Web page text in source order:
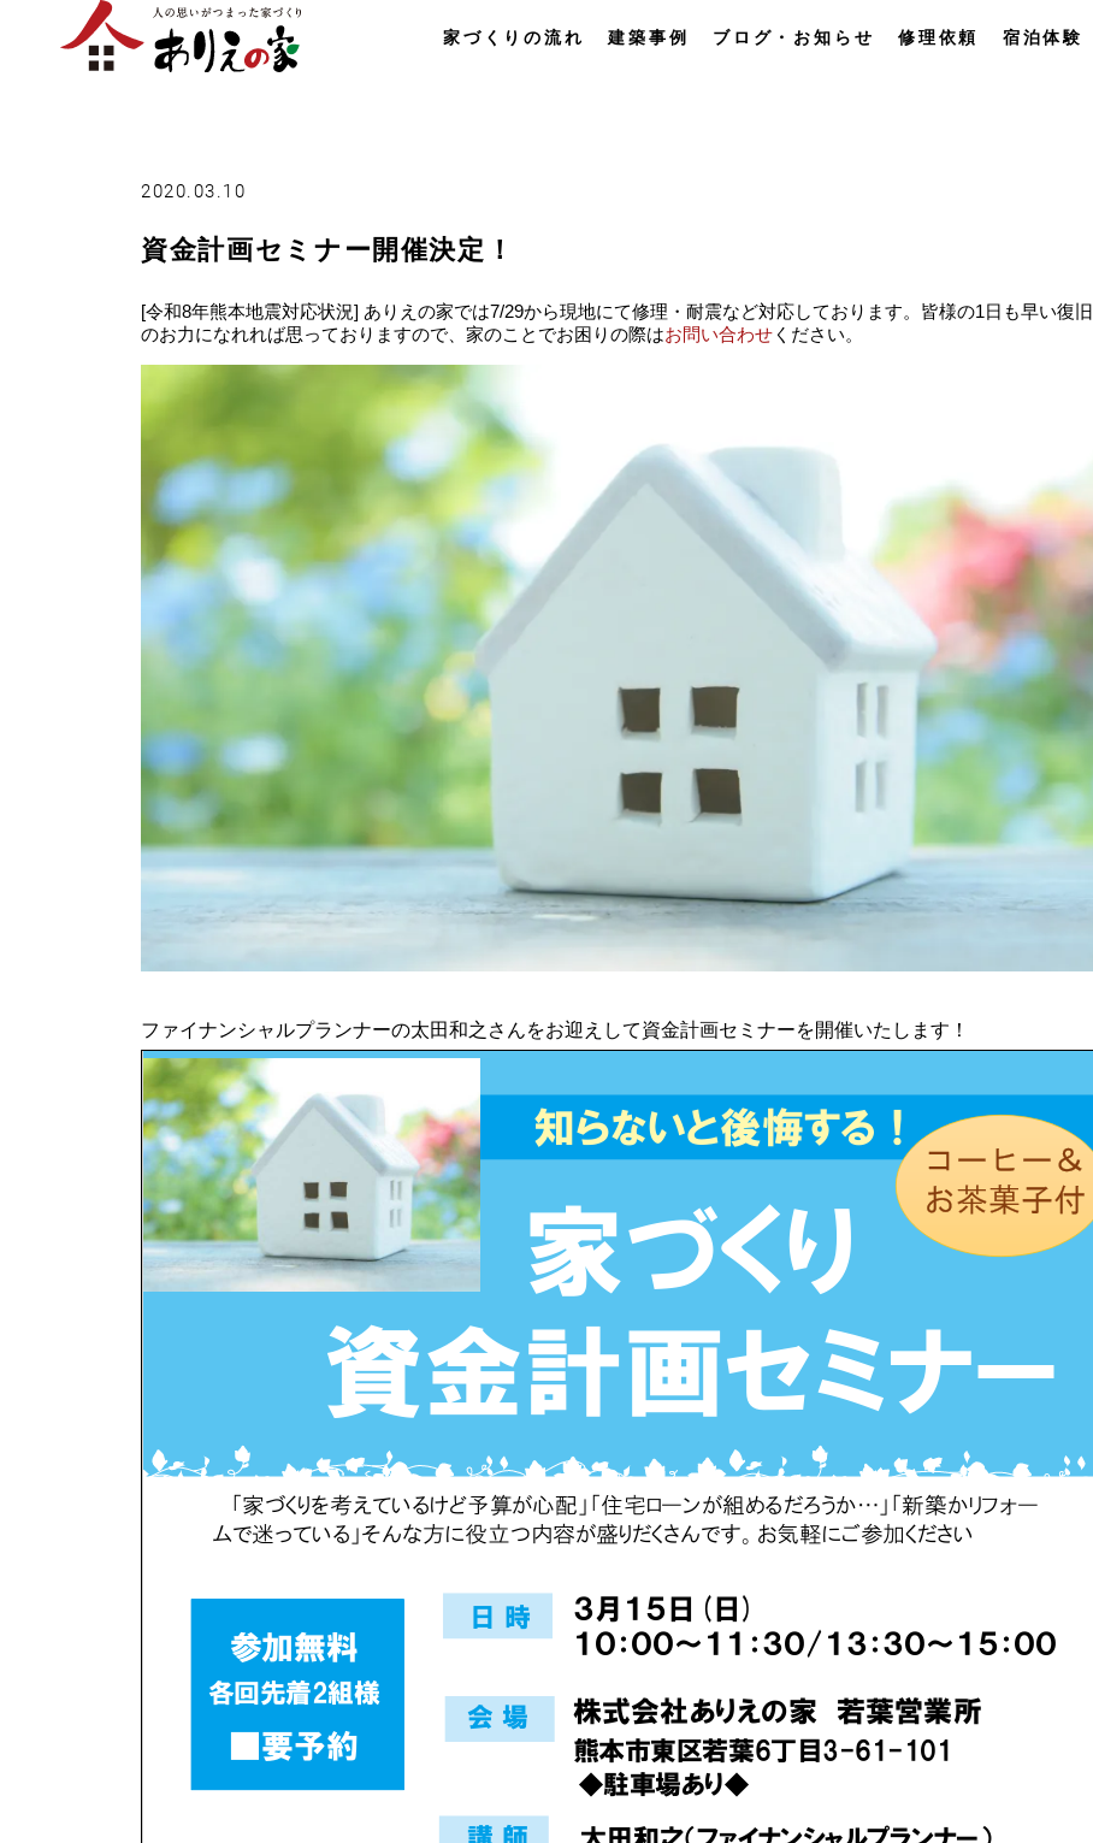
家づくりの流れ 建築事例 ブログ・お知らせ 修理依頼 宿泊体験
2020.03.10
資金計画セミナー開催決定！
[令和8年熊本地震対応状況] ありえの家では7/29から現地にて修理・耐震など対応しております。皆様の1日も早い復旧
のお力になれれば思っておりますので、家のことでお困りの際はお問い合わせ ください。
ファイナンシャルプランナーの太田和之さんをお迎えして資金計画セミナーを開催いたします！